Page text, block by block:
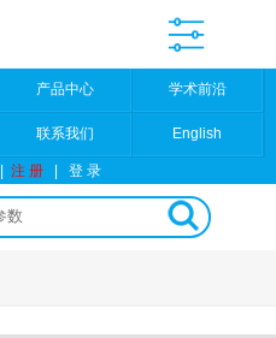
产品中心 学术前沿
联系我们 English
|注 册 |登 录